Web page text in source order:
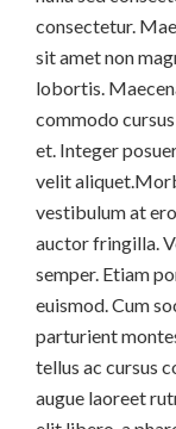
consectetur.
sit amet non
lobortis.
commodo
et. Integer
velit
vestibulum at
auctor fringilla.
semper. Etiam
euismod. Cum
parturient
tellus ac cursus
augue laoreet